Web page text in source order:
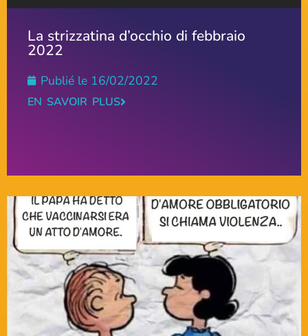
La strizzatina d’occhio di febbraio
2022
Publié le 16/02/2022
EN SAVOIR PLUS